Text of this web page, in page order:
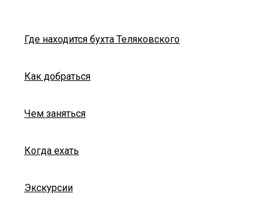
Где находится бухта Теляковского
Как добраться
Чем заняться
Когда ехать
Экскурсии